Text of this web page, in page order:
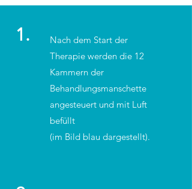
1.
Nach dem Start der
Therapie werden die 12
Kammern der
Behandlungsmanschette
angesteuert und mit Luft
befüllt
(im Bild blau dargestellt).